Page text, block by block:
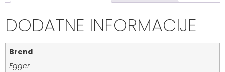
DODATNE INFORMACIJE
Brend
Egger